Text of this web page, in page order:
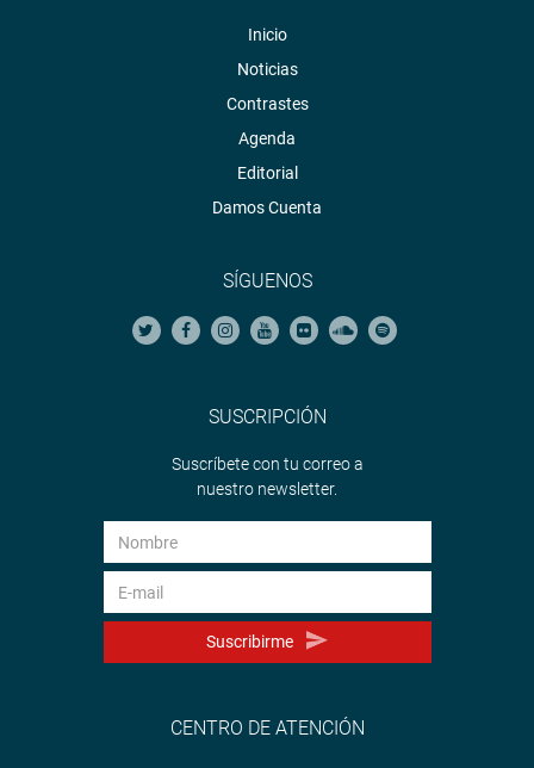
Inicio
Noticias
Contrastes
Agenda
Editorial
Damos Cuenta
SÍGUENOS
SUSCRIPCIÓN
Suscríbete con tu correo a
nuestro newsletter.
Suscribirme
CENTRO DE ATENCIÓN